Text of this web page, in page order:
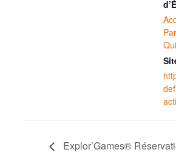
Explor’Games®